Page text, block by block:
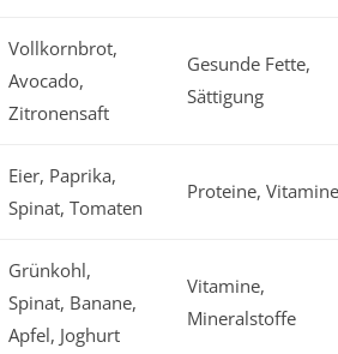
Vollkornbrot,
Avocado,
Zitronensaft
Gesunde Fette,
Sättigung
Eier, Paprika,
Spinat, Tomaten
Proteine, Vitamine
Grünkohl,
Spinat, Banane,
Apfel, Joghurt
Vitamine,
Mineralstoffe